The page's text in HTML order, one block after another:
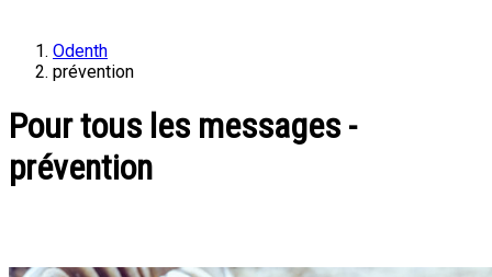
Odenth
prévention
Pour tous les messages -
prévention